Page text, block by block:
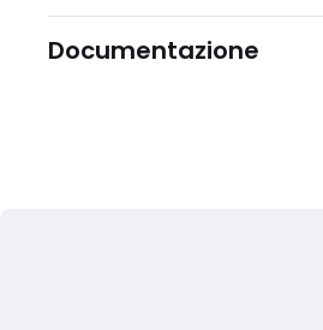
Documentazione